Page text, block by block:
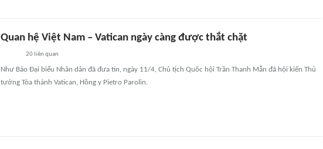
Quan hệ Việt Nam – Vatican ngày càng được thắt chặt
20liên quan
Như Báo Đại biểu Nhân dân đã đưa tin, ngày 11/4, Chủ tịch Quốc hội Trần Thanh Mẫn đã hội kiến Thủ
tướng Tòa thánh Vatican, Hồng y Pietro Parolin.